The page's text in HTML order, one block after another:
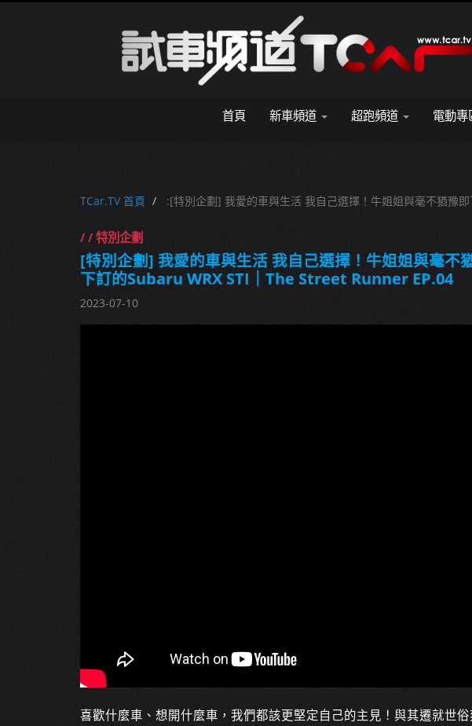
首頁 新車頻道 超跑頻道 電動專
TCar.TV 首頁 :[特別企劃] 我愛的車與生活 我自己選擇！牛姐姐與毫不猶豫
/ / 特別企劃
[特別企劃] 我愛的車與生活 我自己選擇！牛姐姐與毫不
下訂的Subaru WRX STI｜The Street Runner EP.04
2023-07-10
喜歡什麼車、想開什麼車，我們都該更堅定自己的主見！與其遷就世